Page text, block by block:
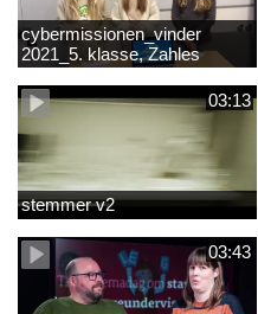
cybermissionen_vinder
2021_5. klasse, Zahles
gymnasieskole.mp4
03:13
stemmer v2
03:43